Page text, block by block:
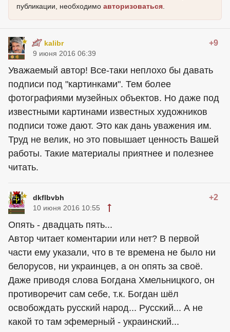
публикации, необходимо авторизоваться
kalibr +9
9 июня 2016 06:39
Уважаемый автор! Все-таки неплохо бы давать
подписи под "картинками". Тем более
фотографиями музейных объектов. Но даже под
известными картинами известных художников
подписи тоже дают. Это как дань уважения им.
Труд не велик, но это повышает ценность Вашей
работы. Такие материалы приятнее и полезнее
читать.
dkflbvbh +2
10 июня 2016 10:55
Опять - двадцать пять...
Автор читает коментарии или нет? В первой
части ему указали, что в те времена не было ни
белорусов, ни украинцев, а он опять за своё.
Даже приводя слова Богдана Хмельницкого, он
противоречит сам себе, т.к. Богдан шёл
освобождать русский народ... Русский... А не
какой то там эфемерный - украинский...